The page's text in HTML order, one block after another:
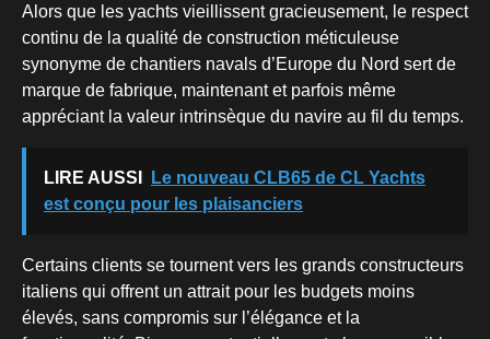
Alors que les yachts vieillissent gracieusement, le respect
continu de la qualité de construction méticuleuse
synonyme de chantiers navals d’Europe du Nord sert de
marque de fabrique, maintenant et parfois même
appréciant la valeur intrinsèque du navire au fil du temps.
LIRE AUSSI
Le nouveau CLB65 de CL Yachts
est conçu pour les plaisanciers
Certains clients se tournent vers les grands constructeurs
italiens qui offrent un attrait pour les budgets moins
élevés, sans compromis sur l’élégance et la